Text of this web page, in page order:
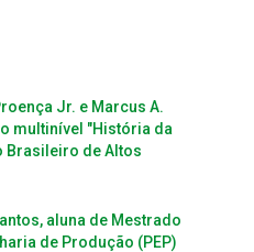
Jr. e Marcus A.
multinível "História da
Brasileiro de Altos
aluna de Mestrado
de Produção (PEP)